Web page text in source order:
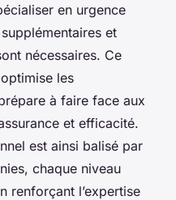
en urgence
et
nécessaires. Ce
les
à faire face aux
et efficacité.
est ainsi balisé par
chaque niveau
renforçant l’expertise